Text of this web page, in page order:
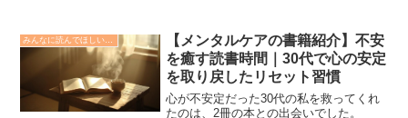
人生”を選ぶヒントとは？
【メンタルケアの書籍紹介】不安
を癒す読書時間｜30代で心の安定
を取り戻したリセット習慣
心が不安定だった30代の私を救ってくれ
たのは、2冊の本との出会いでした。